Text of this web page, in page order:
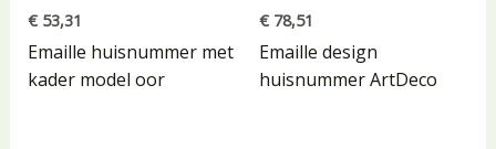
€53,31
Emaille huisnummer met
kader model oor
€ 78,51
Emaille design
huisnummer ArtDeco